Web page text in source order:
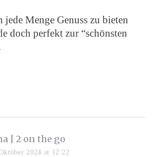
jede Menge Genuss zu bieten
doch perfekt zur “schönsten
| 2 on the go
2024 at 12:22